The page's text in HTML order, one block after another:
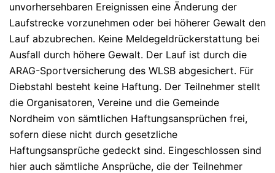
unvorhersehbaren Ereignissen eine Änderung der
Laufstrecke vorzunehmen oder bei höherer Gewalt den
Lauf abzubrechen. Keine Meldegeldrückerstattung bei
Ausfall durch höhere Gewalt. Der Lauf ist durch die
ARAG-Sportversicherung des WLSB abgesichert. Für
Diebstahl besteht keine Haftung. Der Teilnehmer stellt
die Organisatoren, Vereine und die Gemeinde
Nordheim von sämtlichen Haftungsansprüchen frei,
sofern diese nicht durch gesetzliche
Haftungsansprüche gedeckt sind. Eingeschlossen sind
hier auch sämtliche Ansprüche, die der Teilnehmer